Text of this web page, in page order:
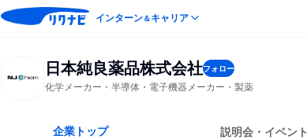
インターン＆キャリア
日本純良薬品株式会社フォロー
化学メーカー・半導体・電子機器メーカー・製薬
企業トップ 説明会・イベント